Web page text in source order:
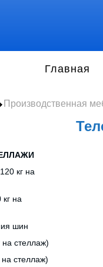
Главная
Производственная
кг на
на
шин
стеллаж)
стеллаж)